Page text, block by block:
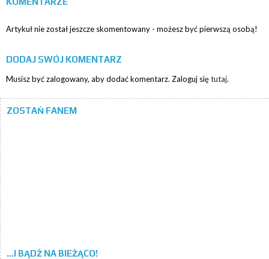
Artykuł nie został jeszcze skomentowany - możesz być pierwszą osobą!
DODAJ SWÓJ KOMENTARZ
Musisz być zalogowany, aby dodać komentarz. Zaloguj siętutaj.
ZOSTAŃ FANEM
...I BĄDŹ NA BIEŻĄCO!